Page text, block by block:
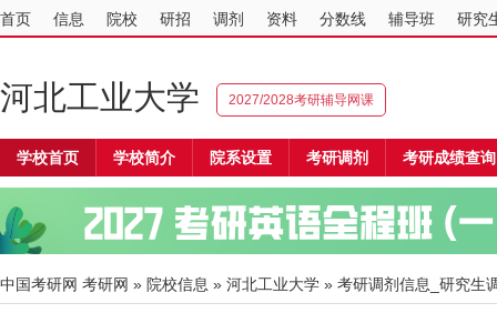
首页 信息 院校 研招 调剂 资料 分数线 辅导班 研究
河北工业大学 2027/2028考研辅导网课
学校首页 学校简介 院系设置 考研调剂 考研成绩查询
中国考研网 考研网 » 院校信息 » 河北工业大学 » 考研调剂信息_研究生